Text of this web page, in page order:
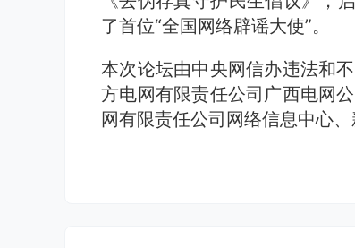
了首位“全国网络辟谣大使”。
本次论坛由中央网信办违法和
方电网有限责任公司广西电网
网有限责任公司网络信息中心、